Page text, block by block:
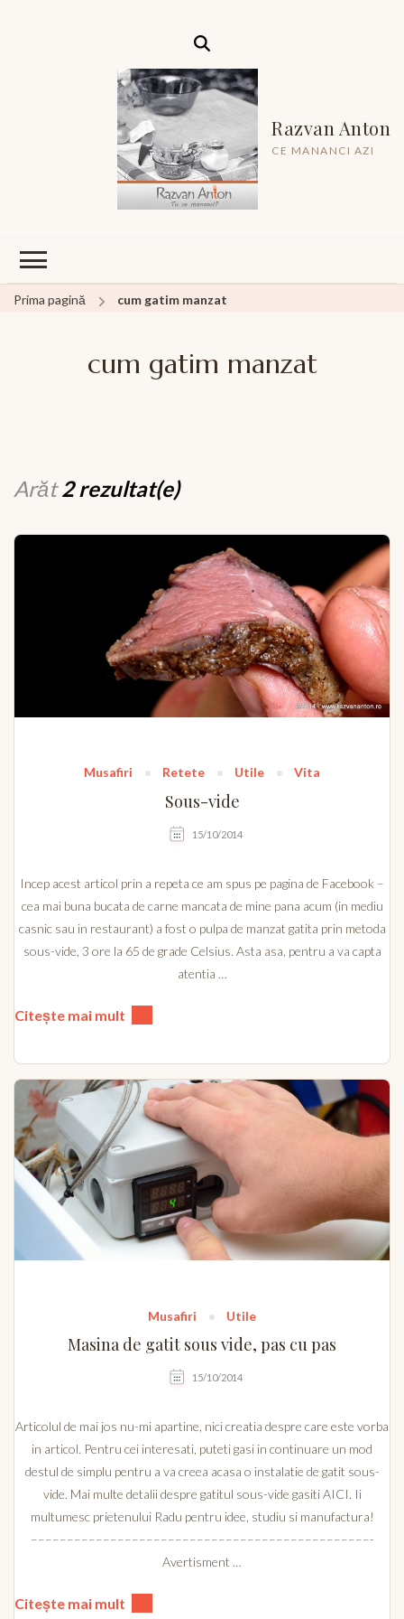
Razvan Anton
CE MANANCI AZI
Prima pagină cum gatim manzat
cum gatim manzat
Arăt2 rezultat(e)
Musafiri Retete Utile Vita
Sous-vide
15/10/2014
Incep acest articol prin a repeta ce am spus pe pagina de Facebook –
cea mai buna bucata de carne mancata de mine pana acum (in mediu
casnic sau in restaurant) a fost o pulpa de manzat gatita prin metoda
sous-vide, 3 ore la 65 de grade Celsius. Asta asa, pentru a va capta
atentia …
Citește mai mult
Musafiri Utile
Masina de gatit sous vide, pas cu pas
15/10/2014
Articolul de mai jos nu-mi apartine, nici creatia despre care este vorba
in articol. Pentru cei interesati, puteti gasi in continuare un mod
destul de simplu pentru a va creea acasa o instalatie de gatit sous-
vide. Mai multe detalii despre gatitul sous-vide gasiti AICI. Ii
multumesc prietenului Radu pentru idee, studiu si manufactura!
–––––––––––––––––––––––––––––––––––––––––––––––-
Avertisment …
Citește mai mult